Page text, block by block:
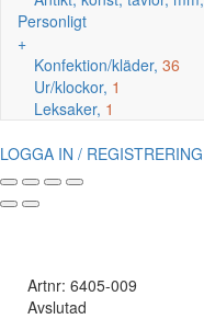
Personligt
+
Konfektion/kläder, 36
Ur/klockor, 1
Leksaker, 1
LOGGA IN / REGISTRERING
Artnr: 6405-009
Avslutad